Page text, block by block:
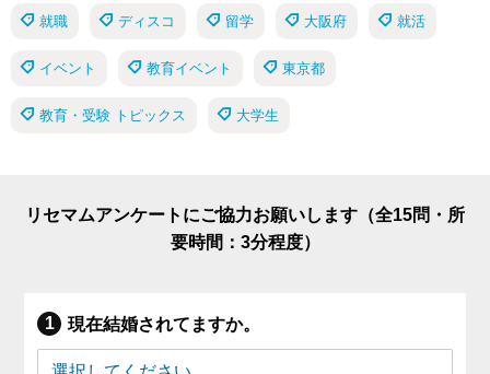
就職 ディスコ 留学 大阪府 就活
イベント 教育イベント 東京都
教育・受験 トピックス 大学生
リセマムアンケートにご協力お願いします（全15問・所
要時間：3分程度）
現在結婚されてますか。